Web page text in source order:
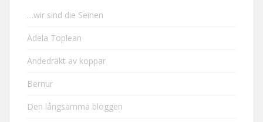
…wir sind die Seinen
Adela Toplean
Andedräkt av koppar
Bernur
Den långsamma bloggen